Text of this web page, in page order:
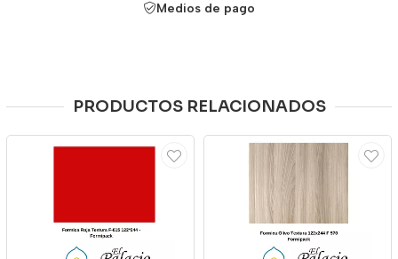
Medios de pago
PRODUCTOS RELACIONADOS